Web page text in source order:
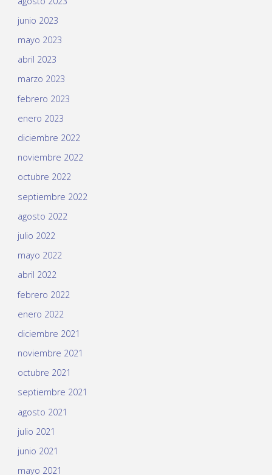
junio 2023
mayo 2023
abril 2023
marzo 2023
febrero 2023
enero 2023
diciembre 2022
noviembre 2022
octubre 2022
septiembre 2022
agosto 2022
julio 2022
mayo 2022
abril 2022
febrero 2022
enero 2022
diciembre 2021
noviembre 2021
octubre 2021
septiembre 2021
agosto 2021
julio 2021
junio 2021
mayo 2021